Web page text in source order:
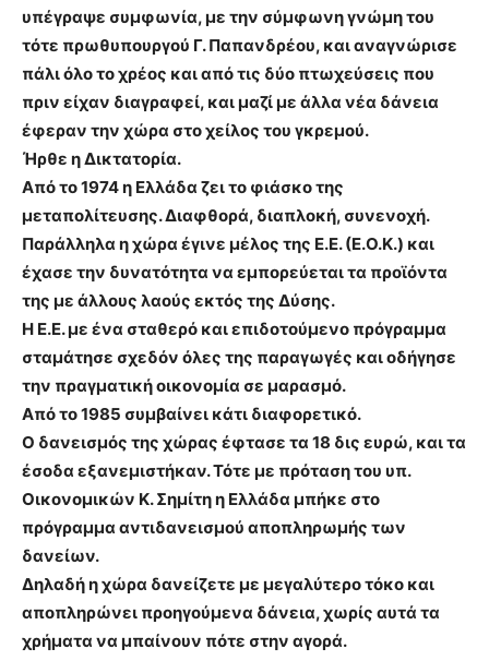
υπέγραψε συμφωνία, με την σύμφωνη γνώμη του
τότε πρωθυπουργού Γ. Παπανδρέου, και αναγνώρισε
πάλι όλο το χρέος και από τις δύο πτωχεύσεις που
πριν είχαν διαγραφεί, και μαζί με άλλα νέα δάνεια
έφεραν την χώρα στο χείλος του γκρεμού.
Ήρθε η Δικτατορία.
Από το 1974 η Ελλάδα ζει το φιάσκο της
μεταπολίτευσης. Διαφθορά, διαπλοκή, συνενοχή.
Παράλληλα η χώρα έγινε μέλος της Ε.Ε. (Ε.Ο.Κ.) και
έχασε την δυνατότητα να εμπορεύεται τα προϊόντα
της με άλλους λαούς εκτός της Δύσης.
Η Ε.Ε. με ένα σταθερό και επιδοτούμενο πρόγραμμα
σταμάτησε σχεδόν όλες της παραγωγές και οδήγησε
την πραγματική οικονομία σε μαρασμό.
Από το 1985 συμβαίνει κάτι διαφορετικό.
Ο δανεισμός της χώρας έφτασε τα 18 δις ευρώ, και τα
έσοδα εξανεμιστήκαν. Τότε με πρόταση του υπ.
Οικονομικών Κ. Σημίτη η Ελλάδα μπήκε στο
πρόγραμμα αντιδανεισμού αποπληρωμής των
δανείων.
Δηλαδή η χώρα δανείζετε με μεγαλύτερο τόκο και
αποπληρώνει προηγούμενα δάνεια, χωρίς αυτά τα
χρήματα να μπαίνουν πότε στην αγορά.